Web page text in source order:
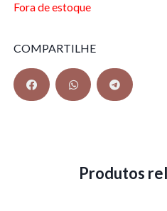
Fora de estoque
COMPARTILHE
Produtos